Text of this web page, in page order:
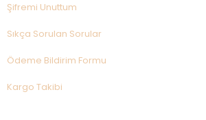
Şifremi Unuttum
Sıkça Sorulan Sorular
Ödeme Bildirim Formu
Kargo Takibi